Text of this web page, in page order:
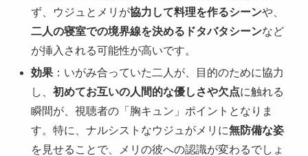
ず、ウジュとメリが協力して料理を作るシーンや、
二人の寝室での境界線を決めるドタバタシーンなど
が挿入される可能性が高いです。
効果 ：いがみ合っていた二人が、目的のために協力
し、初めてお互いの人間的な優しさや欠点に触れる
瞬間が、視聴者の「胸キュン」ポイントとなりま
す。特に、ナルシストなウジュがメリに無防備な姿
を見せることで、メリの彼への認識が変わるでしょ